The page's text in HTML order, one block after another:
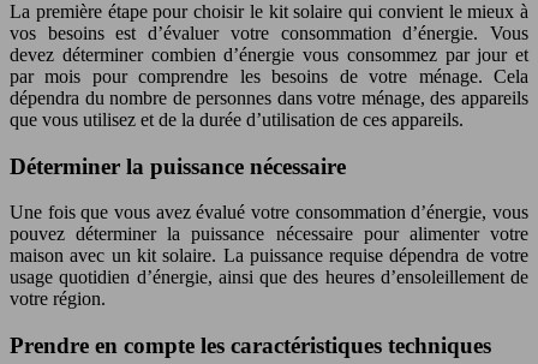
La première étape pour choisir le kit solaire qui convient le mieux à
vos besoins est d’évaluer votre consommation d’énergie. Vous
devez déterminer combien d’énergie vous consommez par jour et
par mois pour comprendre les besoins de votre ménage. Cela
dépendra du nombre de personnes dans votre ménage, des appareils
que vous utilisez et de la durée d’utilisation de ces appareils.
Déterminer la puissance nécessaire
Une fois que vous avez évalué votre consommation d’énergie, vous
pouvez déterminer la puissance nécessaire pour alimenter votre
maison avec un kit solaire. La puissance requise dépendra de votre
usage quotidien d’énergie, ainsi que des heures d’ensoleillement de
votre région.
Prendre en compte les caractéristiques techniques